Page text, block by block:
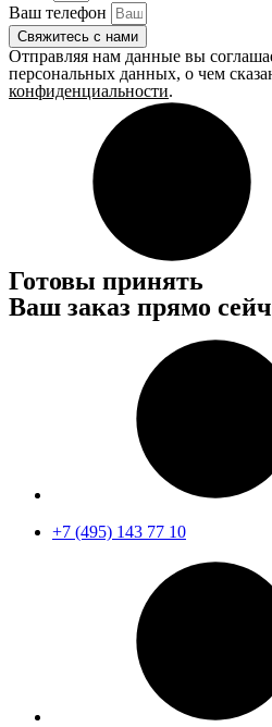
Ваш телефон
Свяжитесь с нами
Отправляя нам данные вы
персональных данных, о чем
конфиденциальности.
Готовы принять
Ваш заказ прямо
+7 (495) 143 77 10